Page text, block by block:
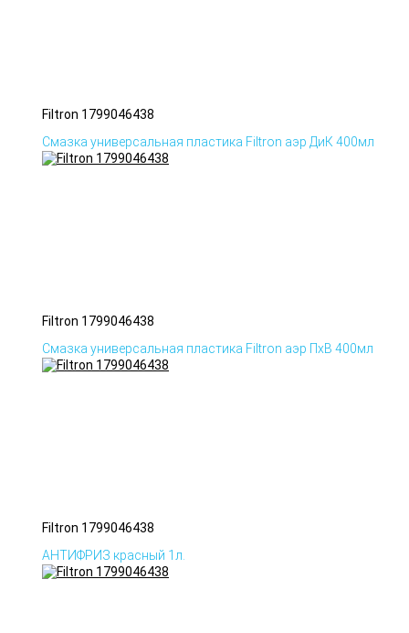
Filtron 1799046438
Смазка универсальная пластика Filtron аэр ДиК 400мл
Filtron 1799046438
Смазка универсальная пластика Filtron аэр ПхВ 400мл
Filtron 1799046438
АНТИФРИЗ красный 1л.